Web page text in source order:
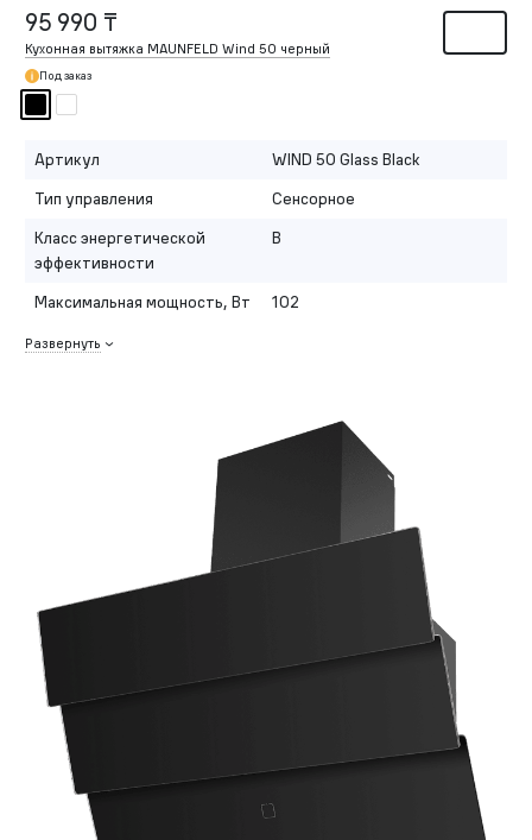
95 990 ₸
Кухонная вытяжка MAUNFELD Wind 50 черный
Под заказ
Артикул
WIND 50 Glass Black
Тип управления
Сенсорное
Класс энергетической
эффективности
B
Максимальная мощность, Вт 102
Развернуть